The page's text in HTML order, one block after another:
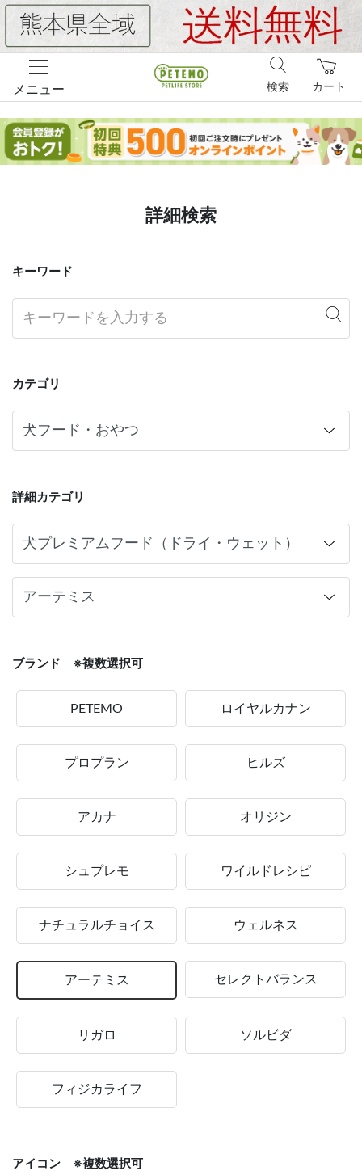
メニュー カート
検索
詳細検索
キーワード
カテゴリ
詳細カテゴリ
ブランド ※複数選択可
PETEMO ロイヤルカナン
プロプラン ヒルズ
アカナ オリジン
シュプレモ ワイルドレシピ
ナチュラルチョイス ウェルネス
アーテミス セレクトバランス
リガロ ソルビダ
フィジカライフ
アイコン ※複数選択可